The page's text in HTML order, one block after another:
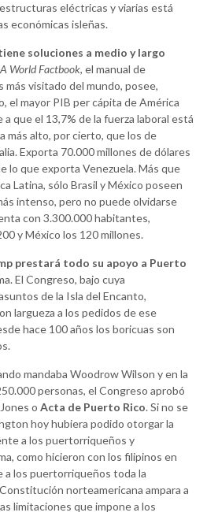
eléctricas y viarias está
económicas isleñas.
soluciones a medio y largo
World Factbook, el manual de
visitado del mundo, posee,
el mayor PIB per cápita de América
que el 13,7% de la fuerza laboral está
más alto, por cierto, que los de
Exporta 70.000 millones de dólares
lo que exporta Venezuela. Más que
Latina, sólo Brasil y México poseen
intenso, pero no puede olvidarse
con 3.300.000 habitantes,
y México los 120 millones.
prestará todo su apoyo a Puerto
El Congreso, bajo cuya
de la Isla del Encanto,
largueza a los pedidos de ese
hace 100 años los boricuas son
mandaba Woodrow Wilson y en la
personas, el Congreso aprobó
o Acta de Puerto Rico. Si no se
hoy hubiera podido otorgar la
a los puertorriqueños y
como hicieron con los filipinos en
a los puertorriqueños toda la
norteamericana ampara a
limitaciones que impone a los